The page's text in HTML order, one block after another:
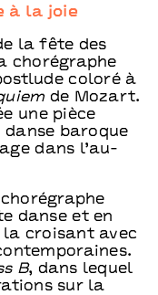
à la joie
la fête des
chorégraphe
coloré à
de Mozart.
une pièce
baroque
dans l’au-
danse et en
croisant avec
B, dans lequel
sur la